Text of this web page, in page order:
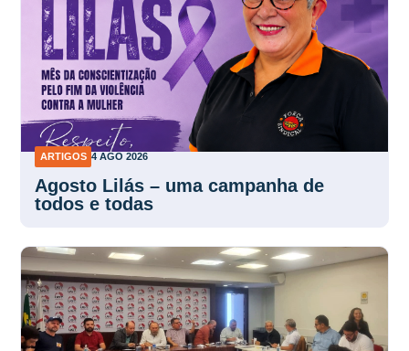
ARTIGOS 4 AGO 2026
Agosto Lilás – uma campanha de
todos e todas